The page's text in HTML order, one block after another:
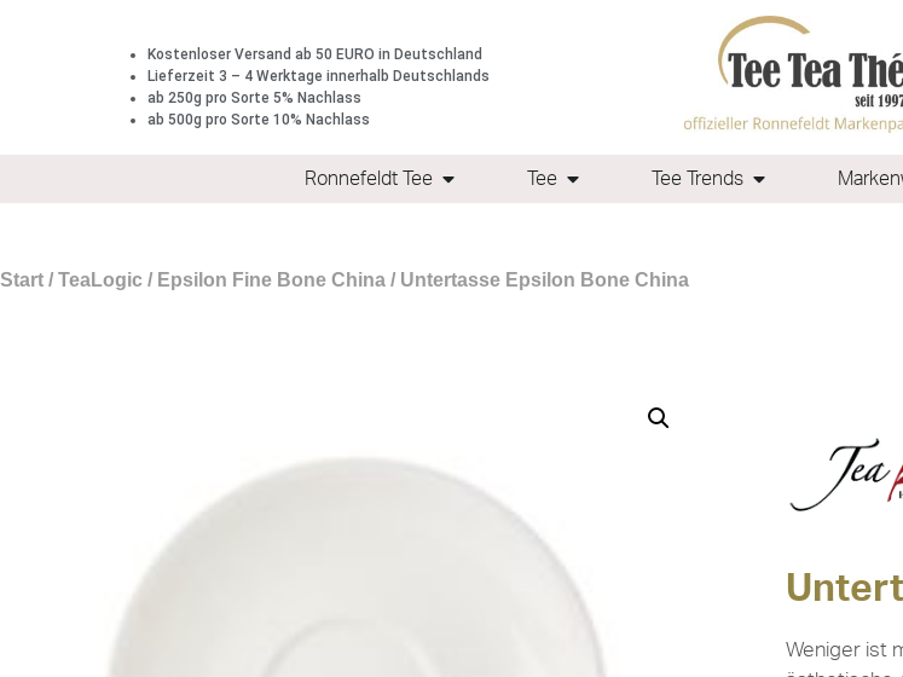
Kostenloser Versand ab 50 EURO in Deutschland
Lieferzeit 3 – 4 Werktage innerhalb Deutschlands
ab 250g pro Sorte 5% Nachlass
ab 500g pro Sorte 10% Nachlass
Ronnefeldt Tee Tee Tee Trends
Start / TeaLogic / Epsilon Fine Bone China / Untertasse Epsilon Bone China
Weniger ist